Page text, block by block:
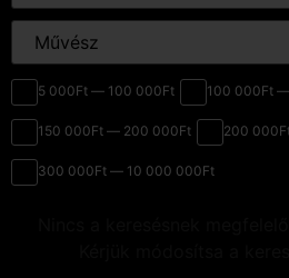
5 000Ft — 100 000Ft 100 000Ft
150 000Ft — 200 000Ft 200
300 000Ft — 10 000 000Ft